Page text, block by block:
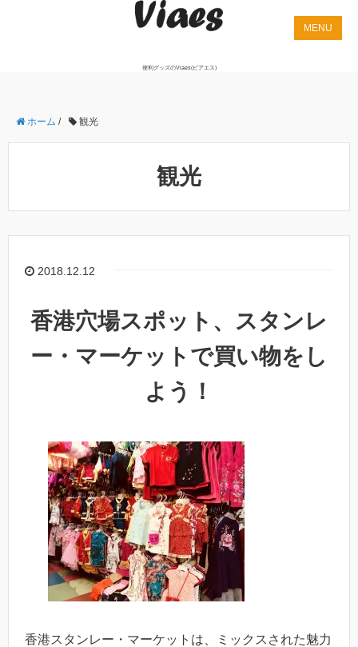
便利グッズのViaes(ビアエス)
ホーム / 観光
観光
2018.12.12
香港穴場スポット、スタンレ
ー・マーケットで買い物をし
よう！
香港スタンレー・マーケットは、ミックスされた魅力